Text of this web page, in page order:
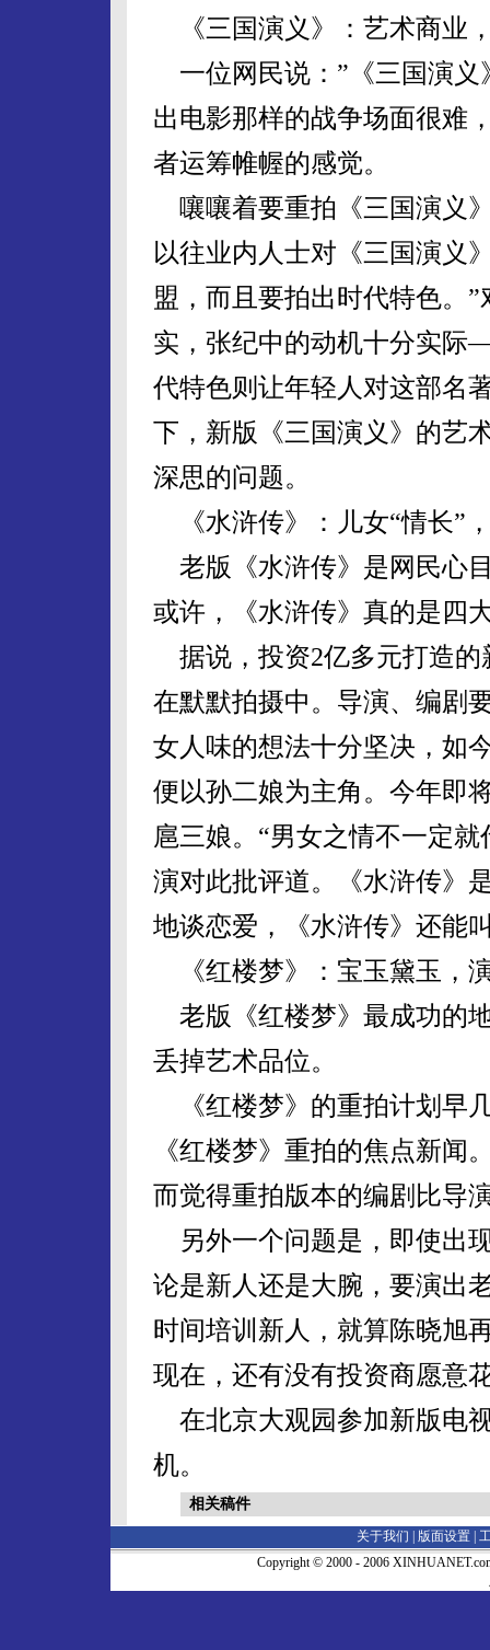
《三国演义》：艺术商业
一位网民说：”《三国演义
出电影那样的战争场面很难
者运筹帷幄的感觉。
嚷嚷着要重拍《三国演义
以往业内人士对《三国演义
盟，而且要拍出时代特色。
实，张纪中的动机十分实
代特色则让年轻人对这部名
下，新版《三国演义》的艺
深思的问题。
《水浒传》：儿女“情长”
老版《水浒传》是网民心
或许，《水浒传》真的是四
据说，投资2亿多元打造的
在默默拍摄中。导演、编剧
女人味的想法十分坚决，如
便以孙二娘为主角。今年
扈三娘。“男女之情不一定
演对此批评道。《水浒传》
地谈恋爱，《水浒传》还能
《红楼梦》：宝玉黛玉，
老版《红楼梦》最成功的
丢掉艺术品位。
《红楼梦》的重拍计划早
《红楼梦》重拍的焦点新闻
而觉得重拍版本的编剧比导
另外一个问题是，即使出
论是新人还是大腕，要演出
时间培训新人，就算陈晓旭
现在，还有没有投资商愿意
在北京大观园参加新版电
机。
相关稿件
关于我们 | 版面设置
Copyright © 2000 - 2006